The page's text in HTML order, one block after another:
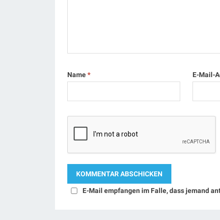
Name* E-Mail-
E-Mail empfangen im Falle, dass jemand